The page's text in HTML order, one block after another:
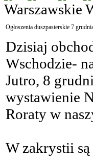
Warszawskie
Ogłoszenia duszpasterskie 7
Dzisiaj
Wschodzie-
Jutro, 8
wystawienie
Roraty w
W zakrystii